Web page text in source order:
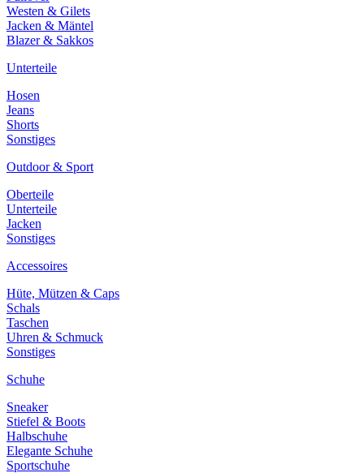
Westen & Gilets
Jacken & Mäntel
Blazer & Sakkos
Unterteile
Hosen
Jeans
Shorts
Sonstiges
Outdoor & Sport
Oberteile
Unterteile
Jacken
Sonstiges
Accessoires
Hüte, Mützen & Caps
Schals
Taschen
Uhren & Schmuck
Sonstiges
Schuhe
Sneaker
Stiefel & Boots
Halbschuhe
Elegante Schuhe
Sportschuhe